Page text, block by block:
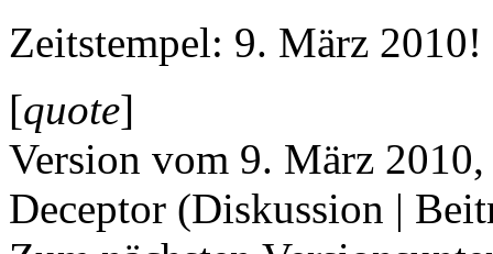
Zeitstempel: 9. März 2010!
[quote]
Version vom 9. März
Deceptor (Diskussion |